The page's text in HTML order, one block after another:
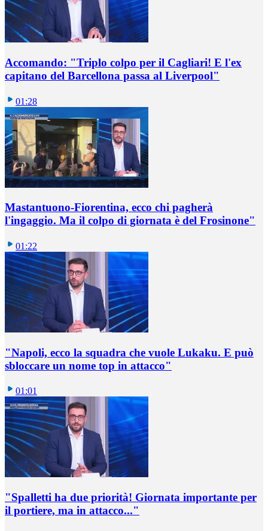
Accomando: "Triplo colpo per il Cagliari! E l'ex
capitano del Barcellona passa al Liverpool"
01:28
Mastantuono-Fiorentina, ecco chi pagherà
l'ingaggio. Ma il colpo di giornata è del Frosinone"
01:22
"Napoli, ecco la squadra che vuole Lukaku. E può
sbloccare un nome top in attacco"
01:01
"Spalletti ha due priorità! Giornata importante per
il portiere, ma in attacco..."